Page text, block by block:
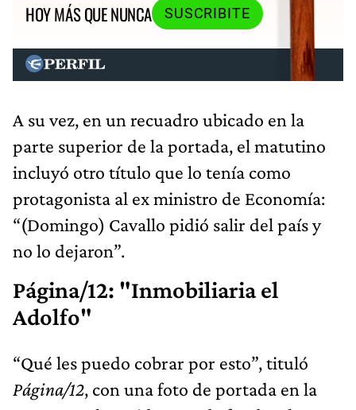
HOY MÁS QUE NUNCA
SUSCRIBITE
A su vez, en un recuadro ubicado en la
parte superior de la portada, el matutino
incluyó otro título que lo tenía como
protagonista al ex ministro de Economía:
“(Domingo) Cavallo pidió salir del país y
no lo dejaron”.
Página/12: "Inmobiliaria el
Adolfo"
“Qué les puedo cobrar por esto”, tituló
Página/12, con una foto de portada en la